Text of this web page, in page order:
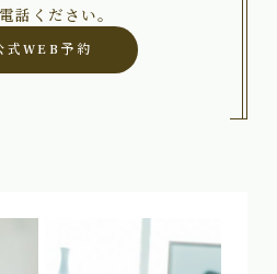
話ください。
式WEB予約